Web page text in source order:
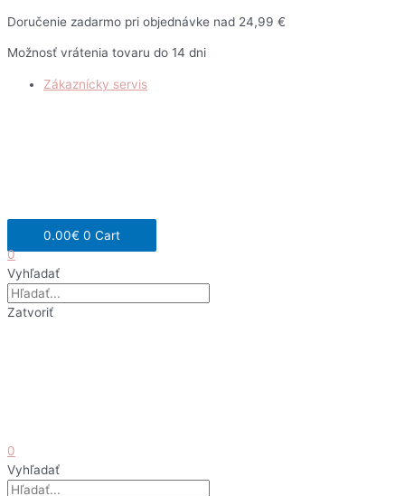
Preskočiť
obsah
Doručenie zadarmo pri objednávke nad 24,99 €
Možnosť vrátenia tovaru do 14 dni
Zákaznícky servis
0.00€ 0 Cart
0
Vyhľadať
Zatvoriť
0
Vyhľadať